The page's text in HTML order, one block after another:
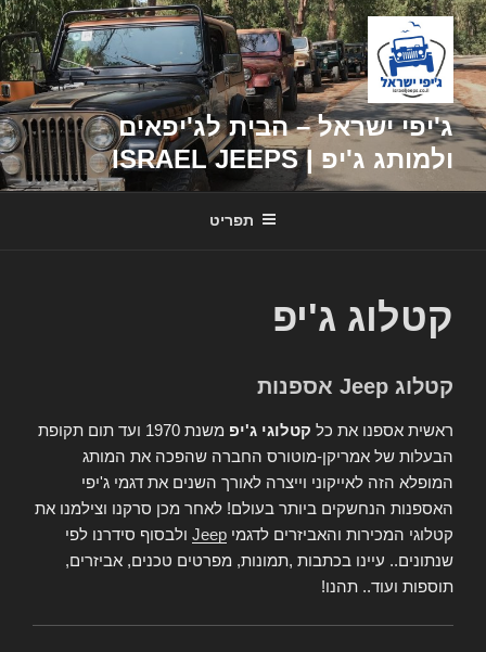
דילוג
לתוכן
ג'יפי ישראל – הבית לג'יפאים
ולמותג ג'יפ | ISRAEL JEEPS
תפריט
קטלוג ג'יפ
קטלוג Jeep אספנות
ראשית אספנו את כל קטלוגי ג'יפ
משנת 1970 ועד תום תקופת
הבעלות של אמריקן-מוטורס החברה שהפכה את המותג
המופלא הזה לאייקוני וייצרה לאורך השנים את דגמי ג'יפי
האספנות הנחשקים ביותר בעולם! לאחר מכן סרקנו וצילמנו את
קטלוגי המכירות והאביזרים לדגמי Jeep ולבסוף סידרנו לפי
שנתונים.. עיינו בכתבות ,תמונות, מפרטים טכנים, אביזרים,
תוספות ועוד.. תהנו!